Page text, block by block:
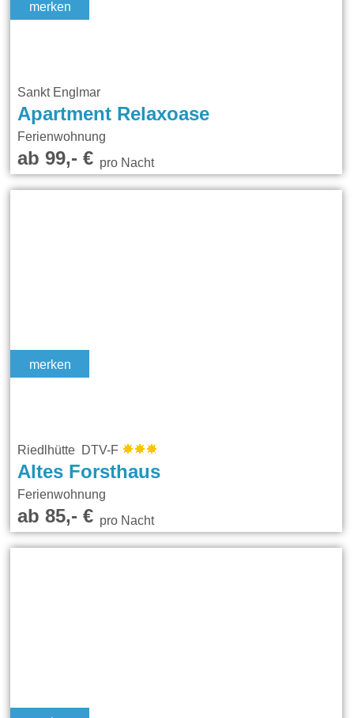
merken
Sankt Englmar
Apartment Relaxoase
Ferienwohnung
ab 99,- €pro Nacht
merken
Riedlhütte DTV-F
Altes Forsthaus
Ferienwohnung
ab 85,- €pro Nacht